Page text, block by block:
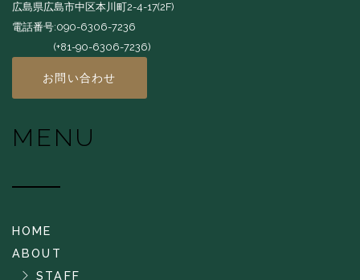
広島県広島市中区本川町2-4-17(2F)
電話番号:090-6306-7236
(+81-90-6306-7236)
お問い合わせ
MENU
HOME
ABOUT
STAFF